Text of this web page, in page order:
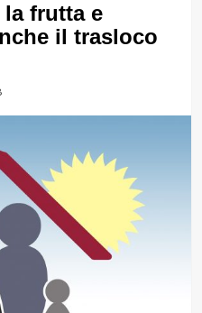
frutta e
il trasloco